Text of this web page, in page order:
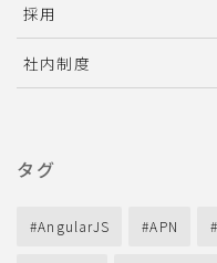
採用
社内制度
タグ
AngularJS APN